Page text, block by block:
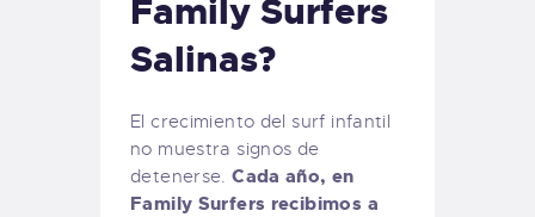
Family Surfers
Salinas?
El crecimiento del surf infantil
no muestra signos de
detenerse.Cada año, en
Family Surfers recibimos a